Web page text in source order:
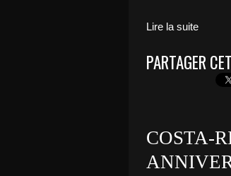
Lire la suite
PARTAGER
COSTA-